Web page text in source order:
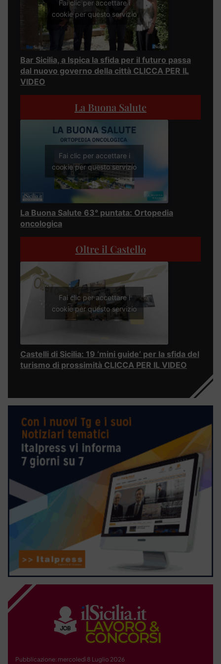
Fai clic per accettare i
cookie per questo servizio
Bar Sicilia, a Ispica la sfida per il futuro passa
dal nuovo governo della città CLICCA PER IL
VIDEO
La Buona Salute
Fai clic per accettare i
cookie per questo servizio
La Buona Salute 63° puntata: Ortopedia
oncologica
Oltre il Castello
Fai clic per accettare i
cookie per questo servizio
Castelli di Sicilia: 19 ‘mini guide’ per la sfida del
turismo di prossimità CLICCA PER IL VIDEO
Pubblicazione: mercoledì 8 Luglio 2026